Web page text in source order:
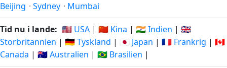
Beijing · Sydney · Mumbai
Tid nu i lande: 🇺🇸 USA | 🇨🇳 Kina | 🇮🇳 Indien | 🇬🇧
Storbritannien | 🇩🇪 Tyskland | 🇯🇵 Japan | 🇫🇷 Frankrig | 🇨🇦
Canada | 🇦🇺 Australien | 🇧🇷 Brasilien |